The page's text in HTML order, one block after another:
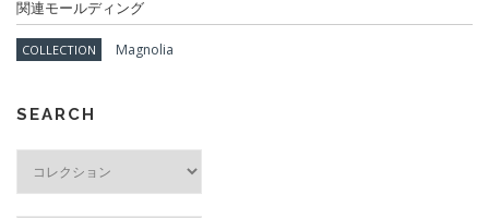
関連モールディング
COLLECTION Magnolia
SEARCH